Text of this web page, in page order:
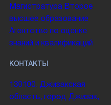
Магистратура Второе
высшее образование
Агентство по оценке
знаний и квалификаций
КОНТАКТЫ
130100. Джизакская
область, город Джизак,